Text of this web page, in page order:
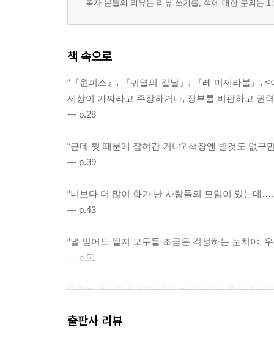
독자 분들의 리뷰는 리뷰 쓰기를, 책에 대한 문의는
책 속으로
“『원피스』, 『귀멸의 칼날』, 『레 미제라블』,
세상이 가짜라고 주장하거나, 정부를 비판하고 권
--- p.28
“근데 뭣 때문에 잡혀간 거냐? 책장엔 별것도 없구
--- p.39
“너보다 더 많이 화가 난 사람들의 모임이 있는데
--- p.43
“널 믿어도 될지 모두들 조금은 걱정하는 눈치야.
--- p.51
준호는 동료들을 지켜 냈다는 안도감과 함께 자신
--- p.85
출판사 리뷰